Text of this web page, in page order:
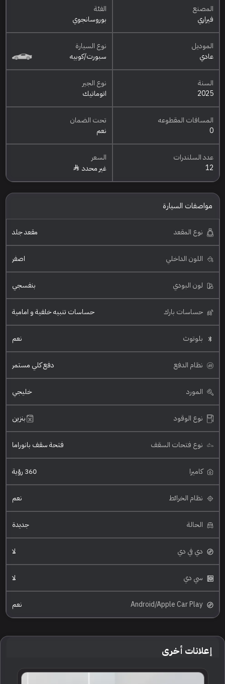
المصنع
فيراري
الفئة
بوروسانجوي
الموديل
عادي
نوع السيارة
سبورت/كوبيه
السنة
2025
نوع الجير
اتوماتيك
المسافات المقطوعه
0
تحت الضمان
نعم
عدد السلندرات
12
السعر
غير محدد
مواصفات السيارة
نوع المقعد مقعد جلد
اللون الداخلي اصفر
لون البودي بنفسجي
حساسات بارك حساسات تنبيه خلفية و امامية
بلوتوث نعم
نظام الدفع دفع كلي مستمر
المورد خليجي
نوع الوقود بنزين
نوع فتحات السقف فتحة سقف بانوراما
كاميرا 360 رؤية
نظام الخرائط نعم
الحالة جديدة
دي في دي لا
سي دي لا
Android/Apple Car Play نعم
إعلانات أخرى